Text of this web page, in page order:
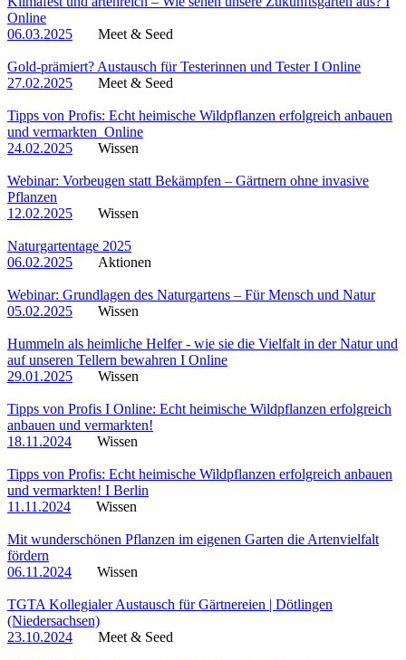
Online
06.03.2025
Meet & Seed
Gold-prämiert? Austausch für Testerinnen und Tester I Online
27.02.2025
Meet & Seed
Tipps von Profis: Echt heimische Wildpflanzen erfolgreich anbauen
und vermarkten_Online
24.02.2025
Wissen
Webinar: Vorbeugen statt Bekämpfen – Gärtnern ohne invasive
Pflanzen
12.02.2025
Wissen
Naturgartentage 2025
06.02.2025
Aktionen
Webinar: Grundlagen des Naturgartens – Für Mensch und Natur
05.02.2025
Wissen
Hummeln als heimliche Helfer - wie sie die Vielfalt in der Natur und
auf unseren Tellern bewahren I Online
29.01.2025
Wissen
Tipps von Profis I Online: Echt heimische Wildpflanzen erfolgreich
anbauen und vermarkten!
18.11.2024
Wissen
Tipps von Profis: Echt heimische Wildpflanzen erfolgreich anbauen
und vermarkten! I Berlin
11.11.2024
Wissen
Mit wunderschönen Pflanzen im eigenen Garten die Artenvielfalt
fördern
06.11.2024
Wissen
TGTA Kollegialer Austausch für Gärtnereien | Dötlingen
(Niedersachsen)
23.10.2024
Meet & Seed